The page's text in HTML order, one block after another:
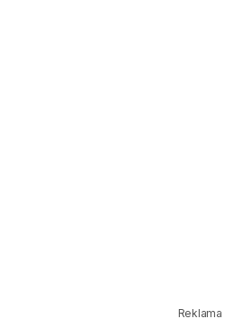
Reklama